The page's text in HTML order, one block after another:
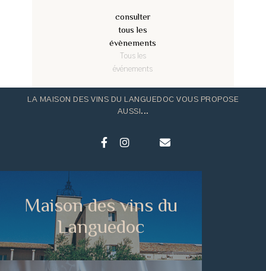
consulter
tous les
évènements
Tous les
événements
LA MAISON DES VINS DU LANGUEDOC VOUS PROPOSE
AUSSI...
Maison des vins du
Languedoc